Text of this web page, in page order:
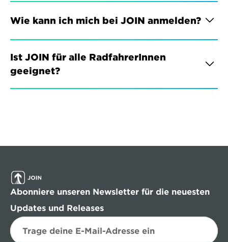
Wie kann ich mich bei JOIN anmelden?
Ist JOIN für alle RadfahrerInnen
geeignet?
Abonniere unseren Newsletter für die neuesten
Updates und Releases